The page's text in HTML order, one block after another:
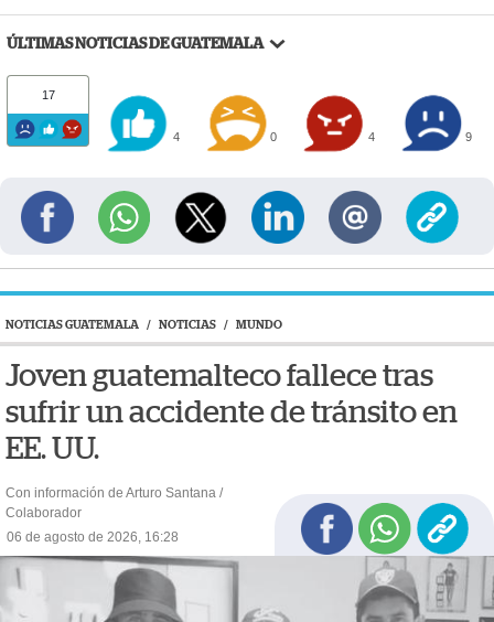
ÚLTIMAS NOTICIAS DE GUATEMALA
17
4 0 4 9
NOTICIAS GUATEMALA / NOTICIAS / MUNDO
Joven guatemalteco fallece tras
sufrir un accidente de tránsito en
EE. UU.
Con información de Arturo Santana /
Colaborador
06 de agosto de 2026, 16:28